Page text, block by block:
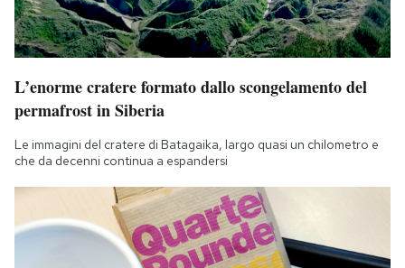
L’enorme cratere formato dallo scongelamento del
permafrost in Siberia
Le immagini del cratere di Batagaika, largo quasi un chilometro e
che da decenni continua a espandersi